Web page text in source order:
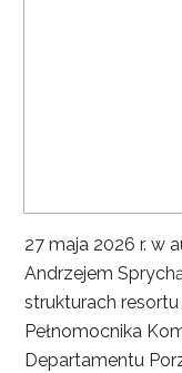
27 maja 2026 r. w
Andrzejem
strukturach resortu
Pełnomocnika
Departamentu